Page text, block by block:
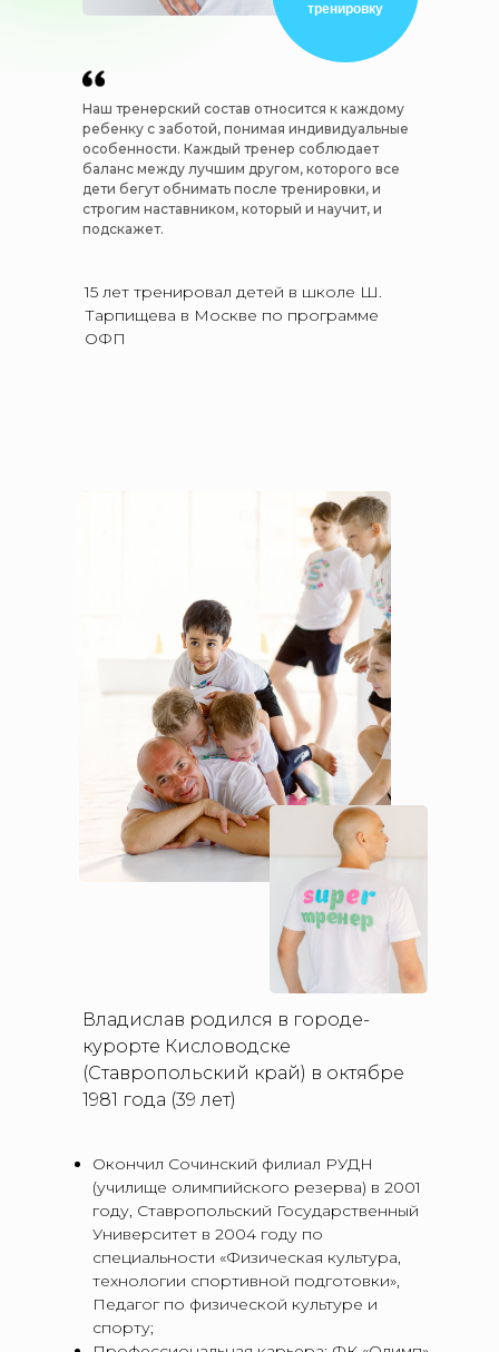
15 лет тренировал детей в школе Ш.
Тарпищева в Москве по программе
ОФП
тренировку
Наш тренерский состав относится к каждому
ребенку с заботой, понимая индивидуальные
особенности. Каждый тренер соблюдает
баланс между лучшим другом, которого все
дети бегут обнимать после тренировки, и
строгим наставником, который и научит, и
подскажет.
Владислав родился в городе-
курорте Кисловодске
(Ставропольский край) в октябре
1981 года (39 лет)
Окончил Сочинский филиал РУДН
(училище олимпийского резерва) в 2001
году, Ставропольский Государственный
Университет в 2004 году по
специальности «Физическая культура,
технологии спортивной подготовки»,
Педагог по физической культуре и
спорту;